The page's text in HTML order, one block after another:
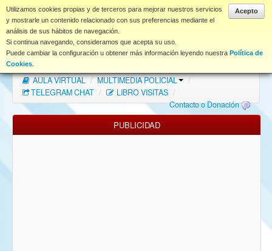
Acepto
Utilizamos cookies propias y de terceros para mejorar nuestros servicios
y mostrarle un contenido relacionado con sus preferencias mediante el
análisis de sus hábitos de navegación.
Si continua navegando, consideramos que acepta su uso.
Puede cambiar la configuración u obtener más información leyendo nuestra Política de
Cookies
www.coet.es
Portal
Índice Foros
FAQ
NORMAS FORO
Descargas
AULA VIRTUAL / MULTIMEDIA POLICIAL
/
TELEGRAM CHAT / LIBRO VISITAS /
Contacto o Donación
PUBLICIDAD